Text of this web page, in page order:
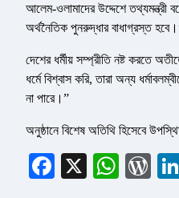
আলেম-ওলামাদের উদ্দেশে তথ্যমন্ত্রী
অর্থনৈতিক পুনরুদ্ধার বাধাগ্রস্ত
দেশের ধর্মীয় সম্প্রীতি নষ্ট করতে
ধর্মে বিশ্বাস করি, তারা অন্য
না পারে।”
অনুষ্ঠানে বিশেষ অতিথি হিসেবে
Facebook
X